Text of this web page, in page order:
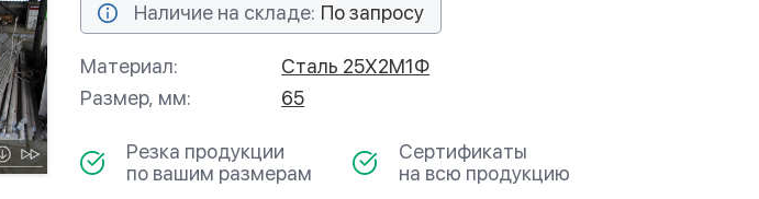
Наличие на складе: По запросу
Материал:
Сталь 25Х2М1Ф
Размер, мм:
65
Резка продукции
по вашим размерам
Сертификаты
на всю продукцию